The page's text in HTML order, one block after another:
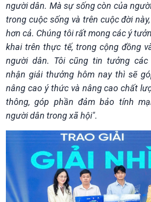
người dân. Mà sự sống còn của
trong cuộc sống và trên cuộc đời
hơn cả. Chúng tôi rất mong các ý
khai trên thực tế, trong cộng đồng
người dân. Tôi cũng tin tưởng
nhận giải thưởng hôm nay thì sẽ
nâng cao ý thức và nâng cao chất
thông, góp phần đảm bảo tính
người dân trong xã hội".